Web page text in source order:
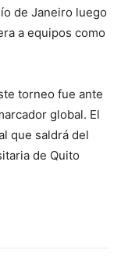
de Janeiro luego
a equipos como
torneo fue ante
global. El
que saldrá del
de Quito